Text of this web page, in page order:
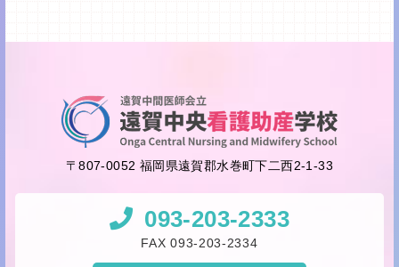
〒807-0052 福岡県遠賀郡水巻町下二西2-1-33
093-203-2333
FAX 093-203-2334